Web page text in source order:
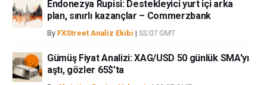
Endonezya Rupisi: Destekleyici yurt içi arka
plan, sınırlı kazançlar – Commerzbank
By FXStreet Analiz Ekibi | SS:07 GMT
Gümüş Fiyat Analizi: XAG/USD 50 günlük SMA'yı
aştı, gözler 65$'ta